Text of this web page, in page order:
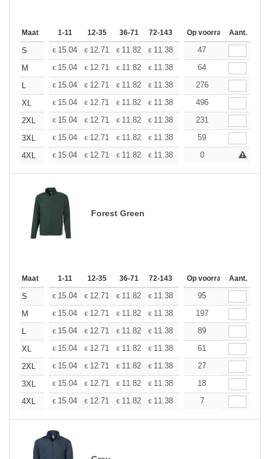
Maat 1-11 12-35 36-71 72-143 144-287 288 + Meer
Op voorraadAant.
S € 15.04 € 12.71 € 11.82 € 11.38 10.75
47
M
€ 15.04 € 12.71 € 11.82 € 11.38 10.75
64
L
€ 15.04 € 12.71 € 11.82 € 11.38 10.75
276
XL
€ 15.04 € 12.71 € 11.82 € 11.38 10.75
496
2XL
€ 15.04 € 12.71 € 11.82 € 11.38 10.75
231
3XL
€ 15.04 € 12.71 € 11.82 € 11.38 10.75
59
4XL
€ 15.04 € 12.71 € 11.82 € 11.38 10.75
0
Forest Green
Maat 1-11 12-35 36-71 72-143 144-287 288 + Meer
Op voorraadAant.
S € 15.04 € 12.71 € 11.82 € 11.38 10.75
95
M
€ 15.04 € 12.71 € 11.82 € 11.38 10.75
197
L
€ 15.04 € 12.71 € 11.82 € 11.38 10.75
89
XL
€ 15.04 € 12.71 € 11.82 € 11.38 10.75
61
2XL
€ 15.04 € 12.71 € 11.82 € 11.38 10.75
27
3XL
€ 15.04 € 12.71 € 11.82 € 11.38 10.75
18
4XL
€ 15.04 € 12.71 € 11.82 € 11.38 10.75
7